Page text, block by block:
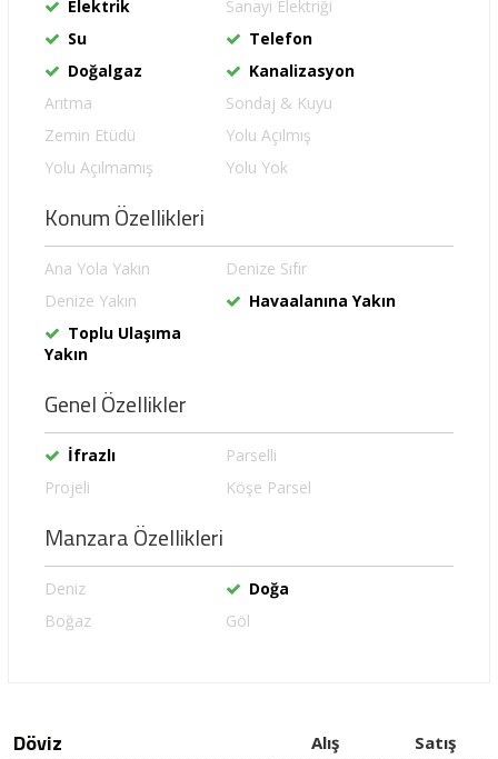
Elektrik
Sanayi Elektriği
Su
Telefon
Doğalgaz
Kanalizasyon
Arıtma
Sondaj & Kuyu
Zemin Etüdü
Yolu Açılmış
Yolu Açılmamış
Yolu Yok
Konum Özellikleri
Ana Yola Yakın
Denize Sıfır
Denize Yakın
Havaalanına Yakın
Toplu Ulaşıma
Yakın
Genel Özellikler
İfrazlı
Parselli
Projeli
Köşe Parsel
Manzara Özellikleri
Deniz
Doğa
Boğaz
Göl
Döviz Alış
Satış